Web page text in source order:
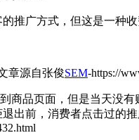
广方式，但这是一种收
章源自张俊SEM-https://
品页面，但是当天没有
出前，消费者点击过的